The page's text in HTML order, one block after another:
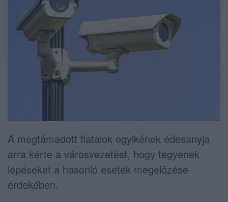
A megtámadott fiatalok egyikének édesanyja
arra kérte a városvezetést, hogy tegyenek
lépéseket a hasonló esetek megelőzése
érdekében.